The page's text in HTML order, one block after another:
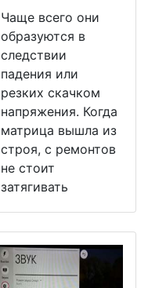
Чаще всего они
образуются в
следствии
падения или
резких скачком
напряжения. Когда
матрица вышла из
строя, с ремонтов
не стоит
затягивать